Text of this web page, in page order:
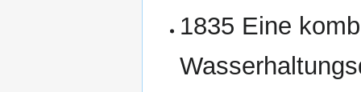
1835 Eine